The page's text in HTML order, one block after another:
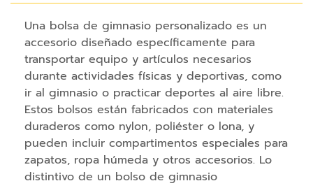
b
e
s
C
a
g
a
d
o
Una bolsa de gimnasio personalizado es un
accesorio diseñado específicamente para
transportar equipo y artículos necesarios
durante actividades físicas y deportivas, como
ir al gimnasio o practicar deportes al aire libre.
Estos bolsos están fabricados con materiales
duraderos como nylon, poliéster o lona, y
pueden incluir compartimentos especiales para
zapatos, ropa húmeda y otros accesorios. Lo
distintivo de un bolso de gimnasio